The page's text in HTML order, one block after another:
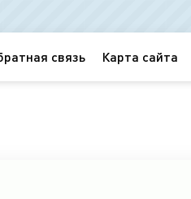
связь Карта сайта